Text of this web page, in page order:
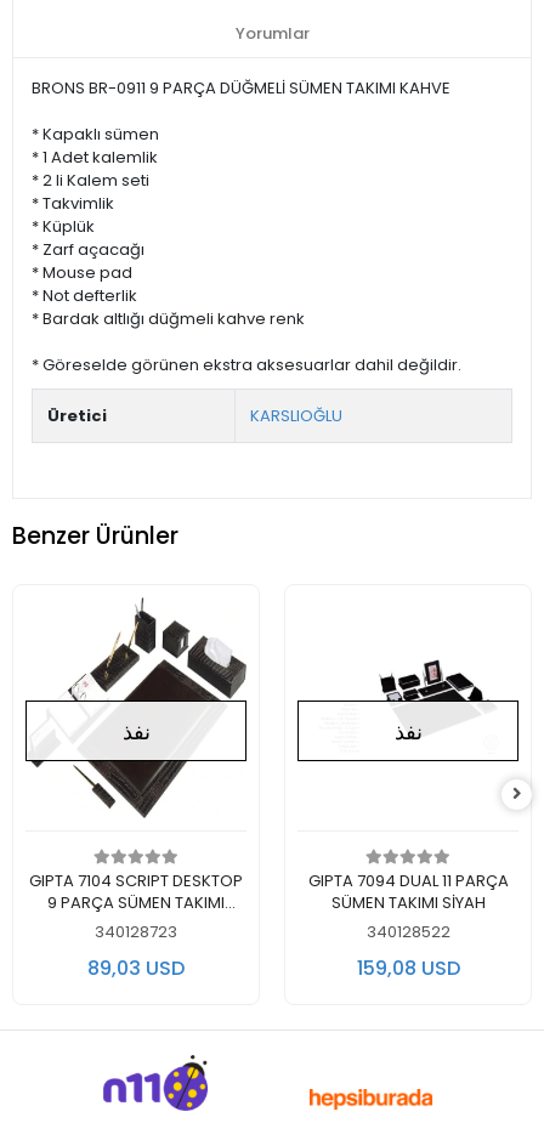
Yorumlar
BRONS BR-0911 9 PARÇA DÜĞMELİ SÜMEN TAKIMI KAHVE
* Kapaklı sümen
* 1 Adet kalemlik
* 2 li Kalem seti
* Takvimlik
* Küplük
* Zarf açacağı
* Mouse pad
* Not defterlik
* Bardak altlığı düğmeli kahve renk
* Göreselde görünen ekstra aksesuarlar dahil değildir.
Üretici KARSLIOĞLU
Benzer Ürünler
لايوجد في المخزن
نفذ
GIPTA 7104 SCRIPT DESKTOP
9 PARÇA SÜMEN TAKIMI
KAHVERENGİ
340128723
89,03 USD
لايوجد في المخزن
نفذ
GIPTA 7094 DUAL 11 PARÇA
SÜMEN TAKIMI SİYAH
340128522
159,08 USD